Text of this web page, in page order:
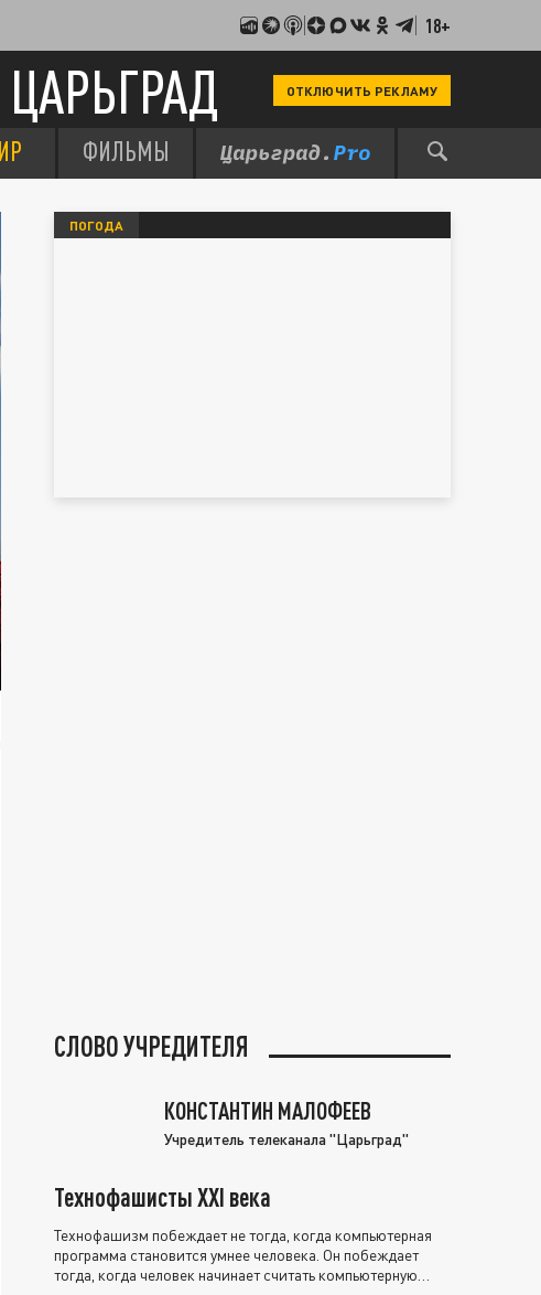
18+
ЦАРЬГРАД ОТКЛЮЧИТЬ РЕКЛАМУ
ФИЛЬМЫ
ПОГОДА
СЛОВО УЧРЕДИТЕЛЯ
КОНСТАНТИН МАЛОФЕЕВ
Учредитель телеканала "Царьград"
Технофашисты XXI века
Технофашизм побеждает не тогда, когда компьютерная
программа становится умнее человека. Он побеждает
тогда, когда человек начинает считать компьютерную